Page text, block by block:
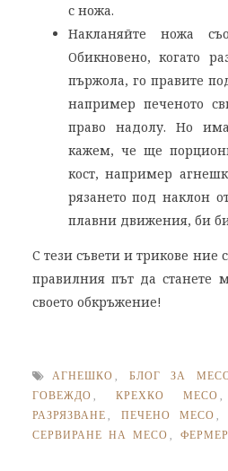
с ножа.
Накланяйте ножа
Обикновено, когато
пържола, го правите
например печеното
право надолу. Но
кажем, че ще
кост, например
рязането под наклон
плавни движения, би
С тези съвети и трикове ние
правилния път да станете
своето обкръжение!
АГНЕШКО ,БЛОГ ЗА
ГОВЕЖДО ,КРЕХКО МЕСО
РАЗРЯЗВАНЕ
ПЕЧЕНО МЕСО
СЕРВИРАНЕ НА МЕСО